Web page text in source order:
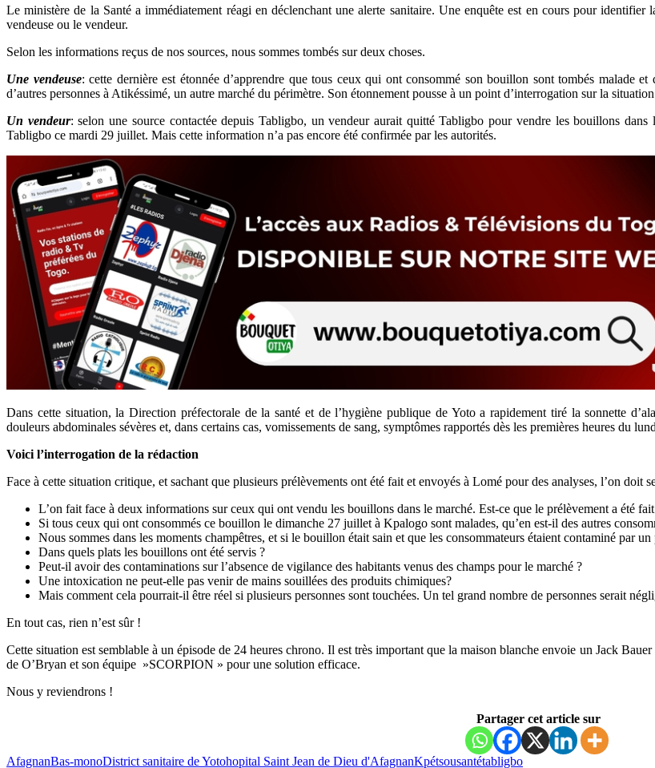
Le ministère de la Santé a immédiatement réagi en déclenchant une alerte sanitaire. Une enquête est en cours pour
vendeuse ou le vendeur.
Selon les informations reçus de nos sources, nous sommes tombés sur deux choses.
Une vendeuse: cette dernière est étonnée d’apprendre que tous ceux qui ont consommé son bouillon sont tombés malade
d’autres personnes à Atikéssimé, un autre marché du périmètre. Son étonnement pousse à un point d’interrogation sur la
Un vendeur: selon une source contactée depuis Tabligbo, un vendeur aurait quitté Tabligbo pour vendre les bouillons
Tabligbo ce mardi 29 juillet. Mais cette information n’a pas encore été confirmée par les autorités.
Dans cette situation, la Direction préfectorale de la santé et de l’hygiène publique de Yoto a rapidement tiré la sonnette
douleurs abdominales sévères et, dans certains cas, vomissements de sang, symptômes rapportés dès les premières heures du
Voici l’interrogation de la rédaction
Face à cette situation critique, et sachant que plusieurs prélèvements ont été fait et envoyés à Lomé pour des analyses, l’on doit
L’on fait face à deux informations sur ceux qui ont vendu les bouillons dans le marché. Est-ce que le prélèvement a été
Si tous ceux qui ont consommés ce bouillon le dimanche 27 juillet à Kpalogo sont malades, qu’en est-il des autres
Nous sommes dans les moments champêtres, et si le bouillon était sain et que les consommateurs étaient contaminé par
Dans quels plats les bouillons ont été servis ?
Peut-il avoir des contaminations sur l’absence de vigilance des habitants venus des champs pour le marché ?
Une intoxication ne peut-elle pas venir de mains souillées des produits chimiques?
Mais comment cela pourrait-il être réel si plusieurs personnes sont touchées. Un tel grand nombre de personnes serait
En tout cas, rien n’est sûr !
Cette situation est semblable à un épisode de 24 heures chrono. Il est très important que la maison blanche envoie un Jack
de O’Bryan et son équipe »SCORPION » pour une solution efficace.
Nous y reviendrons !
Partager cet article sur
AfagnanBas-monoDistrict sanitaire de Yotohopital Saint Jean de Dieu d'AfagnanKpétsousantétabligbo